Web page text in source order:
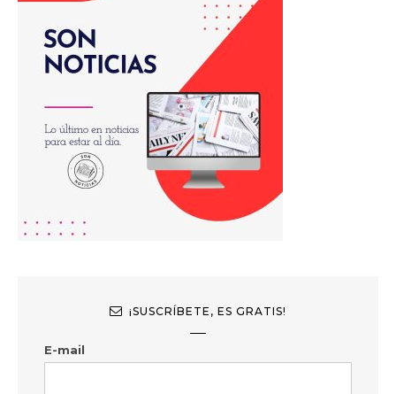
¡SUSCRÍBETE, ES GRATIS!
E-mail